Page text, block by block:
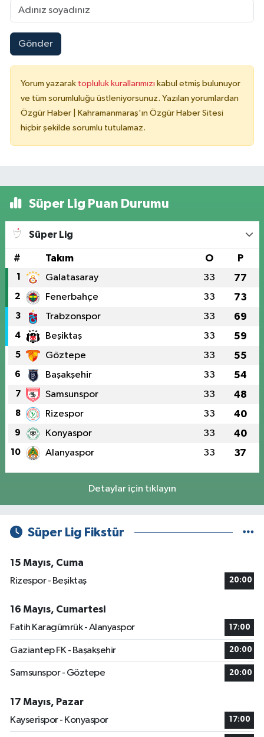
Gönder
Yorum yazarak topluluk kurallarımızı kabul etmiş bulunuyor
ve tüm sorumluluğu üstleniyorsunuz. Yazılan yorumlardan
Özgür Haber | Kahramanmaraş'ın Özgür Haber Sitesi
hiçbir şekilde sorumlu tutulamaz.
Süper Lig Puan Durumu
Süper Lig
# Takım O P
1 Galatasaray 33 77
2 Fenerbahçe 33 73
3 Trabzonspor 33 69
4 Beşiktaş 33 59
5 Göztepe 33 55
6 Başakşehir 33 54
7 Samsunspor 33 48
8 Rizespor 33 40
9 Konyaspor 33 40
10 Alanyaspor 33 37
Detaylar için tıklayın
Süper Lig Fikstür
15 Mayıs, Cuma
Rizespor - Beşiktaş
20:00
16 Mayıs, Cumartesi
Fatih Karagümrük - Alanyaspor
17:00
Gaziantep FK - Başakşehir 20:00
Samsunspor - Göztepe 20:00
17 Mayıs, Pazar
Kayserispor - Konyaspor
17:00